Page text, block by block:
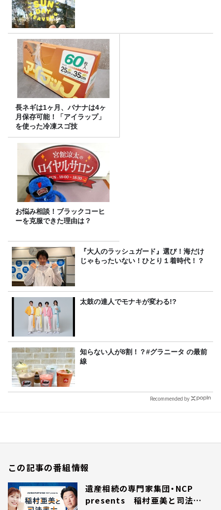
長ネギは1ヶ月、バナナは4ヶ
月保存可能！「アイラップ」
を使った冷凍スゴ技
お悩み相談！ブラックコーヒ
ーを克服できた理由は？
『大人のラッシュガード』選び！海だけ
じゃもったいない！ひとり１着時代！？
太鼓の達人でモナキが変わる!?
知らない人が8割！？#グラニータ の最前
線
Recommended by
この記事の番組情報
遺産相続の専門家集団・NCP
presents 稲村亜美と司法書